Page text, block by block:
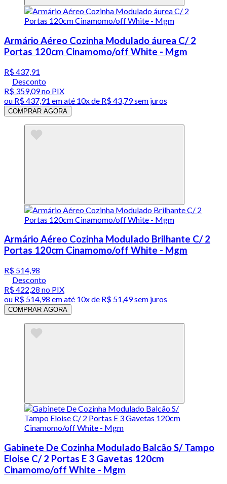
Armário Aéreo Cozinha Modulado áurea C/ 2
Portas 120cm Cinamomo/off White - Mgm
R$ 437,91
Desconto
R$ 359,09no PIX
ou R$ 437,91 em até 10x de R$ 43,79 sem juros
COMPRAR AGORA
Armário Aéreo Cozinha Modulado Brilhante C/ 2
Portas 120cm Cinamomo/off White - Mgm
R$ 514,98
Desconto
R$ 422,28 no PIX
ou R$ 514,98 em até 10x de R$ 51,49 sem juros
COMPRAR AGORA
Gabinete De Cozinha Modulado Balcão S/ Tampo
Eloise C/ 2 Portas E 3 Gavetas 120cm
Cinamomo/off White - Mgm